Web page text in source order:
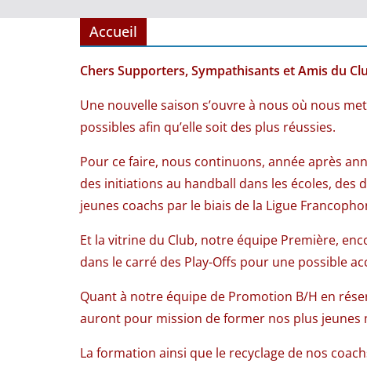
Accueil
Chers Supporters, Sympathisants et Amis du
Une nouvelle saison s’ouvre à nous où nous
possibles afin qu’elle soit des plus réussies.
Pour ce faire, nous continuons, année après
des initiations au handball dans les écoles,
jeunes coachs par le biais de la Ligue
Et la vitrine du Club, notre équipe Première,
dans le carré des Play-Offs pour une possible
Quant à notre équipe de Promotion B/H en
auront pour mission de former nos plus
La formation ainsi que le recyclage de nos